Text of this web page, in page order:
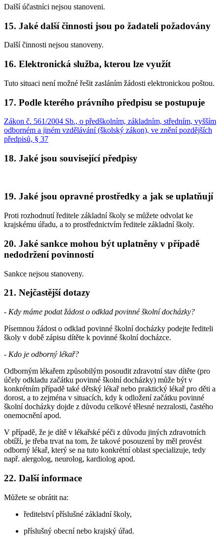
Další účastníci nejsou stanoveni.
15. Jaké další činnosti jsou po žadateli požadovány
Další činnosti nejsou stanoveny.
16. Elektronická služba, kterou lze využít
Tuto situaci není možné řešit zasláním žádosti elektronickou poštou.
17. Podle kterého právního předpisu se postupuje
Zákon č. 561/2004 Sb., o předškolním, základním, středním, vyšším
odborném a jiném vzdělávání (školský zákon), ve znění pozdějších
předpisů, § 37
18. Jaké jsou související předpisy
19. Jaké jsou opravné prostředky a jak se uplatňují
Proti rozhodnutí ředitele základní školy se můžete odvolat ke
krajskému úřadu, a to prostřednictvím ředitele základní školy.
20. Jaké sankce mohou být uplatněny v případě
nedodržení povinností
Sankce nejsou stanoveny.
21. Nejčastější dotazy
- Kdy máme podat žádost o odklad povinné školní docházky?
Písemnou žádost o odklad povinné školní docházky podejte řediteli
školy v době zápisu dítěte k povinné školní docházce.
- Kdo je odborný lékař?
Odborným lékařem způsobilým posoudit zdravotní stav dítěte (pro
účely odkladu začátku povinné školní docházky) může být v
konkrétním případě také dětský lékař nebo praktický lékař pro děti a
dorost, a to zejména v situacích, kdy k odložení začátku povinné
školní docházky dojde z důvodu celkové tělesné nezralosti, častého
onemocnění apod.
V případě, že je dítě v lékařské péči z důvodu jiných zdravotních
obtíží, je třeba trvat na tom, že takové posouzení by měl provést
odborný lékař, který se na tuto konkrétní oblast specializuje, tedy
např. alergolog, neurolog, kardiolog apod.
22. Další informace
Můžete se obrátit na:
ředitelství příslušné základní školy,
příslušný obecní nebo krajský úřad.